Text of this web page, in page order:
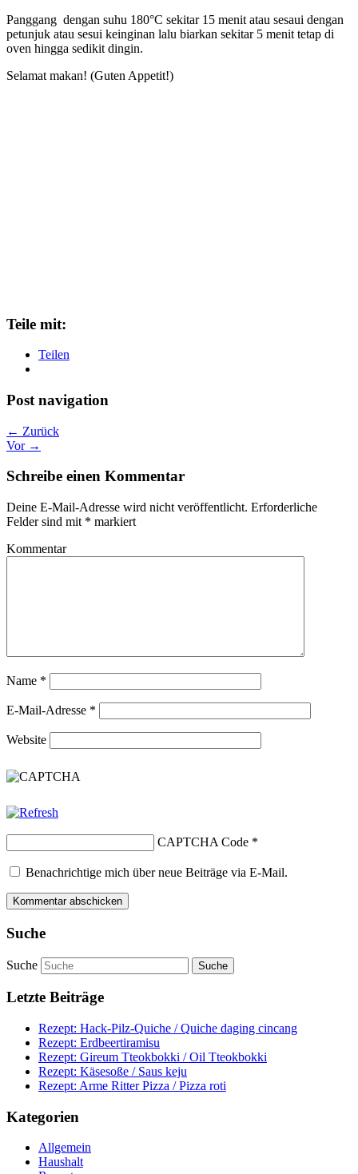
Panggang dengan suhu 180°C sekitar 15 menit atau sesaui dengan
petunjuk atau sesui keinginan lalu biarkan sekitar 5 menit tetap di
oven hingga sedikit dingin.
Selamat makan! (Guten Appetit!)
Teile mit:
Teilen
Post navigation
← Zurück
Vor →
Schreibe einen Kommentar
Deine E-Mail-Adresse wird nicht veröffentlicht. Erforderliche
Felder sind mit * markiert
Kommentar
Name *
E-Mail-Adresse *
Website
CAPTCHA Code *
Benachrichtige mich über neue Beiträge via E-Mail.
Suche
Suche
Letzte Beiträge
Rezept: Hack-Pilz-Quiche / Quiche daging cincang
Rezept: Erdbeertiramisu
Rezept: Gireum Tteokbokki / Oil Tteokbokki
Rezept: Käsesoße / Saus keju
Rezept: Arme Ritter Pizza / Pizza roti
Kategorien
Allgemein
Haushalt